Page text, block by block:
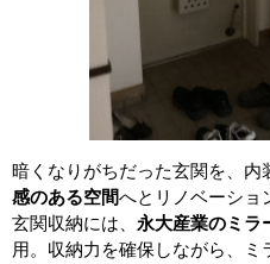
暗くなりがちだった玄関を、内
感のある空間へとリノベーショ
玄関収納には、 永大産業のミラ
用。収納力を確保しながら、